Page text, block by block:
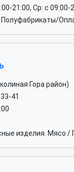
21:00, Ср: c
Гора район)
41
изделия. Мясо